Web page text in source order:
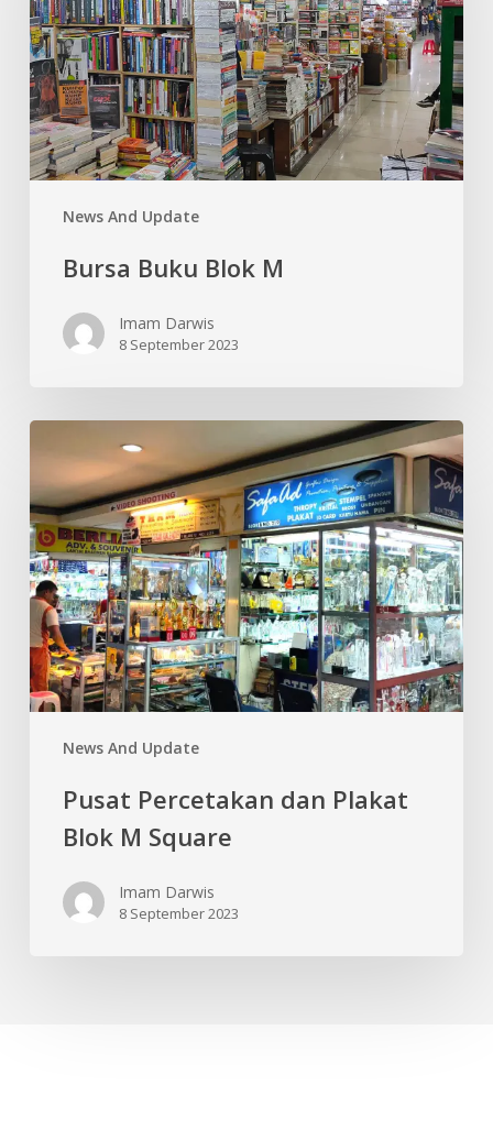
News And Update
Bursa Buku Blok M
Imam Darwis
8 September 2023
News And Update
Percetakan
dan
Plakat
Blok
M
Square
Pusat Percetakan dan Plakat
Blok M Square
Imam Darwis
8 September 2023